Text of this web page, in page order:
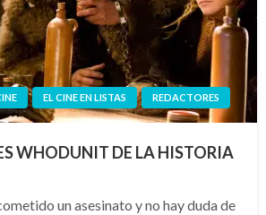
EL CINE EN LISTAS REDACTORES
WHODUNIT DE LA HISTORIA
un asesinato y no hay duda de